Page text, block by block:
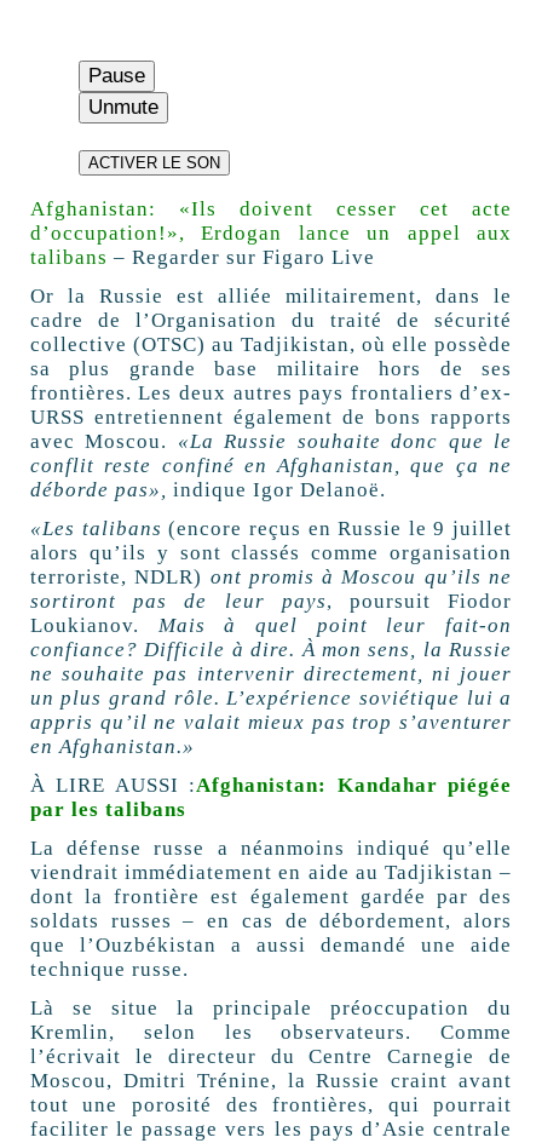
Pause
Unmute
ACTIVER LE SON
Afghanistan: «Ils doivent cesser cet acte
d’occupation!», Erdogan lance un appel aux
talibans – Regarder sur Figaro Live
Or la Russie est alliée militairement, dans le
cadre de l’Organisation du traité de sécurité
collective (OTSC) au Tadjikistan, où elle possède
sa plus grande base militaire hors de ses
frontières. Les deux autres pays frontaliers d’ex-
URSS entretiennent également de bons rapports
avec Moscou. «La Russie souhaite donc que le
conflit reste confiné en Afghanistan, que ça ne
déborde pas»,
indique Igor Delanoë.
«Les talibans (encore reçus en Russie le 9 juillet
alors qu’ils y sont classés comme organisation
terroriste, NDLR) ont promis à Moscou qu’ils ne
sortiront pas de leur pays, poursuit Fiodor
Loukianov. Mais à quel point leur fait-on
confiance? Difficile à dire. À mon sens, la Russie
ne souhaite pas intervenir directement, ni jouer
un plus grand rôle. L’expérience soviétique lui a
appris qu’il ne valait mieux pas trop s’aventurer
en Afghanistan.»
À LIRE AUSSI :Afghanistan: Kandahar piégée
par les talibans
La défense russe a néanmoins indiqué qu’elle
viendrait immédiatement en aide au Tadjikistan –
dont la frontière est également gardée par des
soldats russes – en cas de débordement, alors
que l’Ouzbékistan a aussi demandé une aide
technique russe.
Là se situe la principale préoccupation du
Kremlin, selon les observateurs. Comme
l’écrivait le directeur du Centre Carnegie de
Moscou, Dmitri Trénine, la Russie craint avant
tout une porosité des frontières, qui pourrait
faciliter le passage vers les pays d’Asie centrale